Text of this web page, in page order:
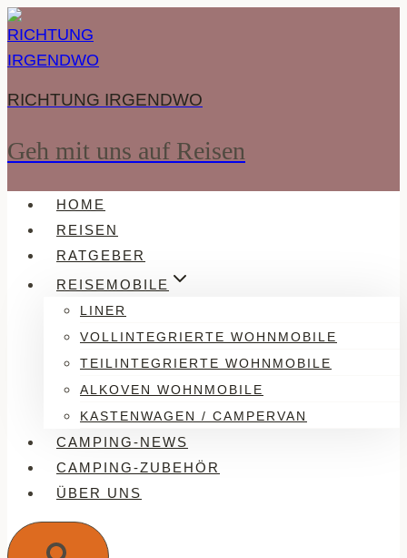
Zum
Inhalt
springen
RICHTUNG IRGENDWO
Geh mit uns auf Reisen
HOME
REISEN
RATGEBER
REISEMOBILE
LINER
VOLLINTEGRIERTE WOHNMOBILE
TEILINTEGRIERTE WOHNMOBILE
ALKOVEN WOHNMOBILE
KASTENWAGEN / CAMPERVAN
CAMPING-NEWS
CAMPING-ZUBEHÖR
ÜBER UNS